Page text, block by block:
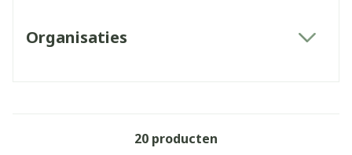
Organisaties
20 producten